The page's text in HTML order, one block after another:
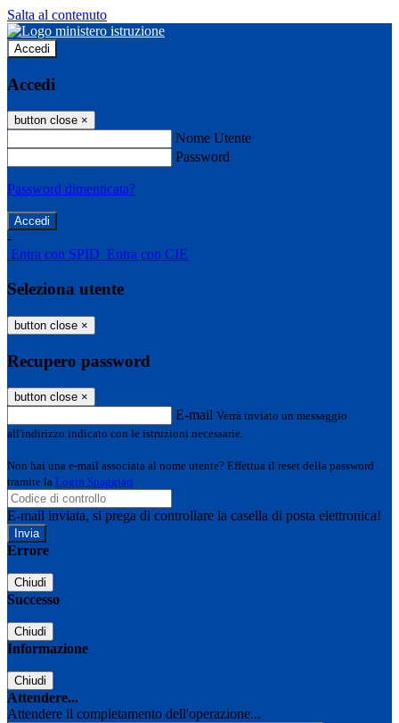
Salta al contenuto
Accedi
Accedi
button close ×
Nome Utente
Password
Password dimenticata?
-
Entra con SPID Entra con CIE
Seleziona utente
button close ×
Recupero password
button close ×
E-mail Verrà inviato un messaggio
all'indirizzo indicato con le istruzioni necessarie.
Non hai una e-mail associata al nome utente? Effettua il reset della password
tramite la Login Spaggiari
E-mail inviata, si prega di controllare la casella di posta elettronica!
Errore
Chiudi
Successo
Chiudi
Informazione
Chiudi
Attendere...
Attendere il completamento dell'operazione...